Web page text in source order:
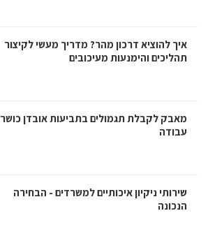
איך להוציא דרכון מהר? מדריך מעשי לקיצור
תהליכים והימנעות מעיכובים
מאבק לקבלת תגמולים בתביעות אובדן כושר
עבודה
שירותי ניקיון איכותיים למשרדים - הבחירה
הנכונה